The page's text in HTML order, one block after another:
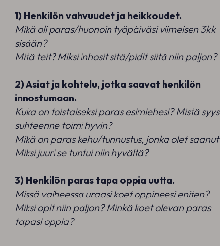
1) Henkilön vahvuudet ja heikkoudet.
Mikä oli paras/huonoin työpäiväsi viimeisen 3kk
sisään?
Mitä teit? Miksi inhosit sitä/pidit siitä niin paljon?
2) Asiat ja kohtelu, jotka saavat henkilön
innostumaan.
Kuka on toistaiseksi paras esimiehesi? Mistä
suhteenne toimi hyvin?
Mikä on paras kehu/tunnustus, jonka olet
Miksi juuri se tuntui niin hyvältä?
3) Henkilön paras tapa oppia uutta.
Missä vaiheessa uraasi koet oppineesi eniten?
Miksi opit niin paljon? Minkä koet olevan paras
tapasi oppia?